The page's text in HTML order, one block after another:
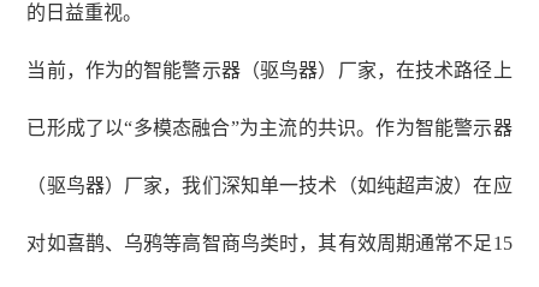
的日益重视。
当前，作为的智能警示器（驱鸟器）厂家，在技术路径上
已形成了以“多模态融合”为主流的共识。作为智能警示器
（驱鸟器）厂家，我们深知单一技术（如纯超声波）在应
对如喜鹊、乌鸦等高智商鸟类时，其有效周期通常不足15